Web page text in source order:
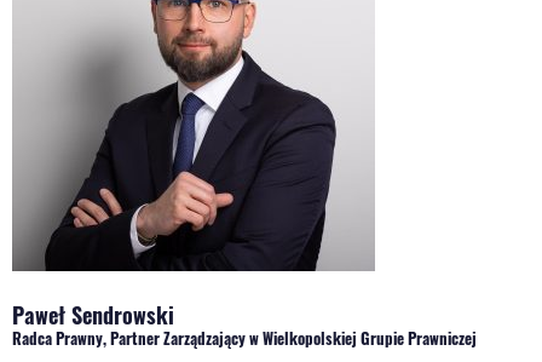
Paweł Sendrowski
Radca Prawny, Partner Zarządzający w Wielkopolskiej Grupie Prawniczej